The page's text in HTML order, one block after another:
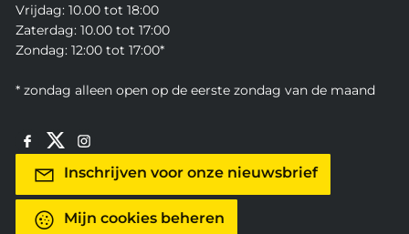
Vrijdag: 10.00 tot 18:00
Zaterdag: 10.00 tot 17:00
Zondag: 12:00 tot 17:00*
* zondag alleen open op de eerste zondag van de maand
Inschrijven voor onze nieuwsbrief
Mijn cookies beheren